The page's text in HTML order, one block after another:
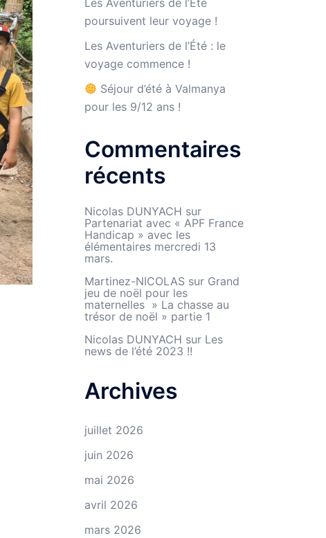
poursuivent leur voyage !
Les Aventuriers de l’Été : le
voyage commence !
Séjour d’été à Valmanya
pour les 9/12 ans !
Commentaires
récents
Nicolas DUNYACH sur
Partenariat avec « APF France
Handicap » avec les
élémentaires mercredi 13
mars.
Martinez-NICOLASsur Grand
jeu de noël pour les
maternelles » La chasse au
trésor de noël » partie 1
Nicolas DUNYACH sur Les
news de l’été 2023 !!
Archives
juillet 2026
juin 2026
mai 2026
avril 2026
mars 2026